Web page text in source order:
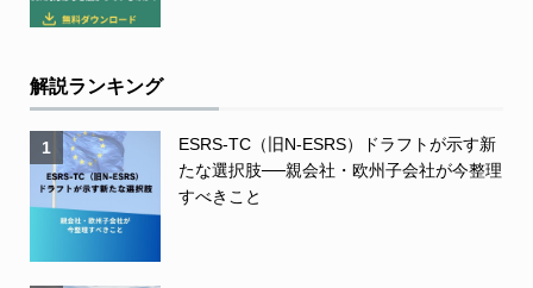
解説ランキング
1
ESRS-TC（旧N-ESRS）ドラフトが示す新
たな選択肢──親会社・欧州子会社が今整理
すべきこと